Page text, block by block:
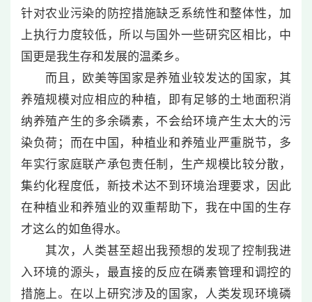
针对农业污染的防控措施缺乏系统性和整体性，加
上执行力度较低，所以与国外一些研究区相比，中
国更是我生存和发展的温柔乡。
而且，欧美等国家是养殖业较发达的国家，其
养殖规模对应相应的种植，即有足够的土地面积消
纳养殖产生的多余磷素，不会给环境产生太大的污
染负荷；而在中国，种植业和养殖业严重脱节，多
年实行家庭联产承包责任制，生产规模比较分散，
集约化程度低，新技术达不到环境治理要求，因此
在种植业和养殖业的双重帮助下，我在中国的生存
才这么的如鱼得水。
其次，人类甚至超出我预想的发现了控制我进
入环境的源头，最直接的反应在磷素管理和调控的
措施上。在以上研究涉及的国家，人类发现环境磷